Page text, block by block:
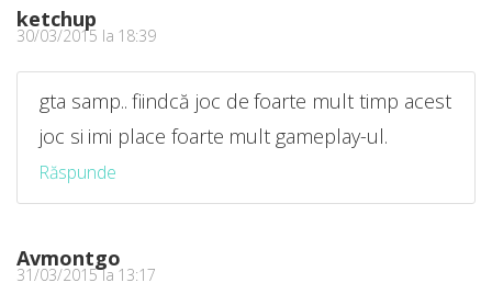
ketchup
30/03/2015 la 18:39
gta samp.. fiindcă joc de foarte mult timp acest
joc si imi place foarte mult gameplay-ul.
Răspunde
Avmontgo
31/03/2015 la 13:17